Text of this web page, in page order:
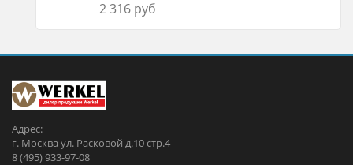
2 316 руб
Адрес:
г. Москва ул. Расковой д.10 стр.4
8 (495) 933-97-08